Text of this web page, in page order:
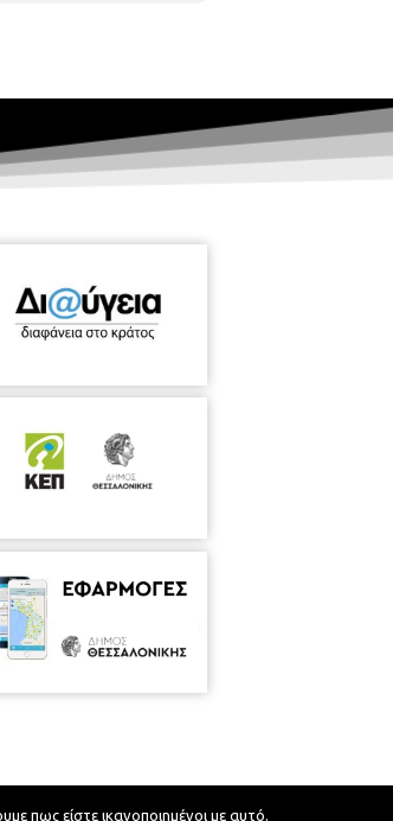
πως είστε ικανοποιημένοι με αυτό.